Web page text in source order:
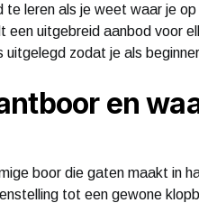
te leren als je weet waar je
een uitgebreid aanbod voor
zodat je als
en
boor die gaten maakt in
tot een gewone